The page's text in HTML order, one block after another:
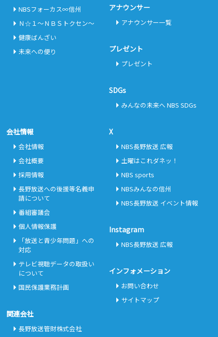
NBSフォーカス∞信州
Ｎ☆１～ＮＢＳトクセン～
健康ばんざい
未来への便り
アナウンサー
アナウンサー一覧
プレゼント
プレゼント
SDGs
みんなの未来へ NBS SDGs
会社情報
会社情報
会社概要
採用情報
長野放送への後援等名義申
請について
番組審議会
個人情報保護
「放送と青少年問題」への
対応
テレビ視聴データの取扱い
について
国民保護業務計画
関連会社
長野放送管財株式会社
X
NBS長野放送 広報
土曜はこれダネッ！
NBS sports
NBSみんなの信州
NBS長野放送 イベント情報
Instagram
NBS長野放送 広報
インフォメーション
お問い合わせ
サイトマップ